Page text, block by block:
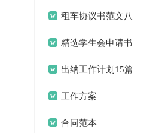
租车协议书范文八
篇 精选学生会申请书
模板集锦6篇
出纳工作计划15篇
工作方案
合同范本